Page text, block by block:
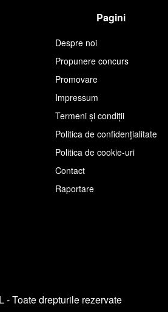
Pagini
Despre noi
Propunere concurs
Promovare
Impressum
Termeni și condiții
Politica de confidențialitate
Politica de cookie-uri
Contact
Raportare
Toate drepturile rezervate